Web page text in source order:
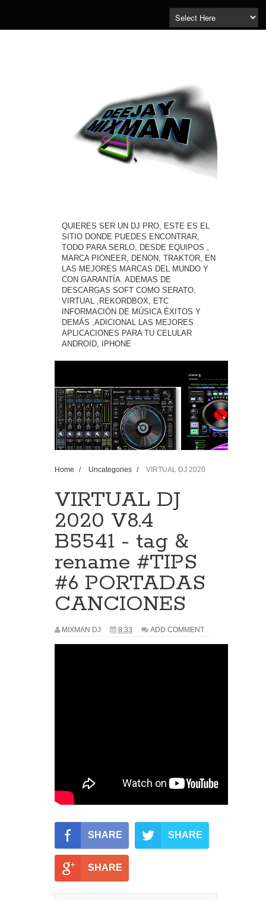
QUIERES SER UN DJ PRO, ESTE ES EL
SITIO DONDE PUEDES ENCONTRAR,
TODO PARA SERLO, DESDE EQUIPOS ,
MARCA PIONEER, DENON, TRAKTOR, EN
LAS MEJORES MARCAS DEL MUNDO Y
CON GARANTÍA. ADEMAS DE
DESCARGAS SOFT COMO SERATO,
VIRTUAL ,REKORDBOX, ETC
INFORMACIÓN DE MÚSICA ÉXITOS Y
DEMÁS ,ADICIONAL LAS MEJORES
APLICACIONES PARA TU CELULAR
ANDROID, IPHONE
Home / Uncategories /
VIRTUAL DJ 2020
VIRTUAL DJ
2020 V8.4
B5541 - tag &
rename #TIPS
#6 PORTADAS
CANCIONES
MIXMAN DJ 8:33 ADD COMMENT
SHARE SHARE
SHARE